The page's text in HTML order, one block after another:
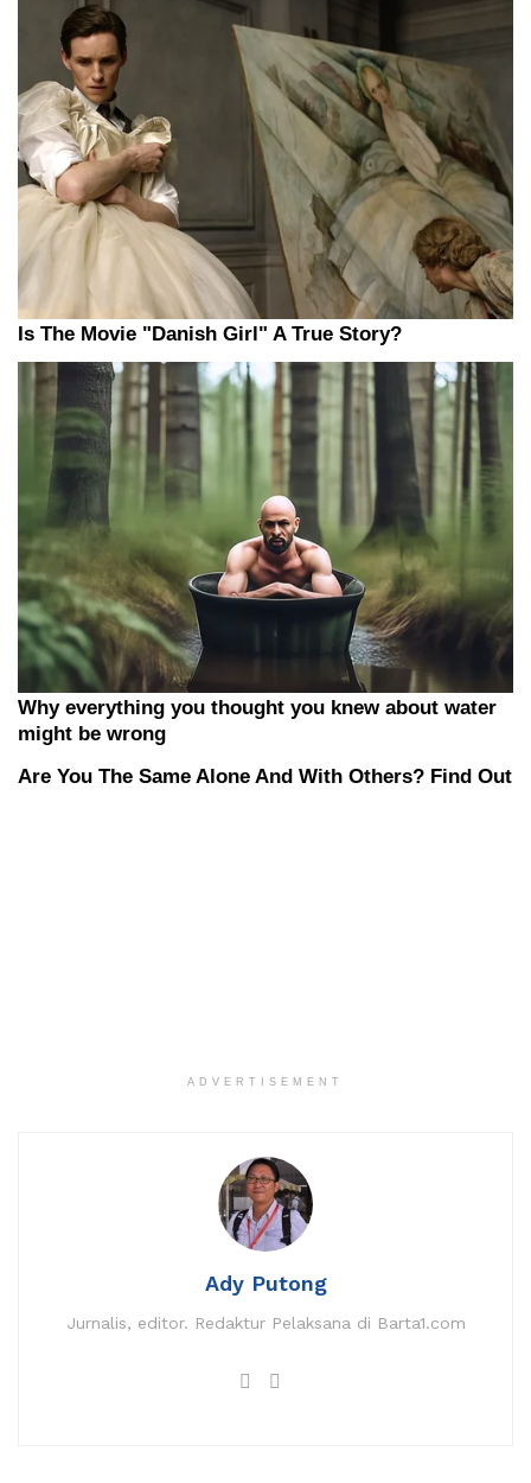
ADVERTISEMENT
Ady Putong
Jurnalis, editor. Redaktur Pelaksana di Barta1.com